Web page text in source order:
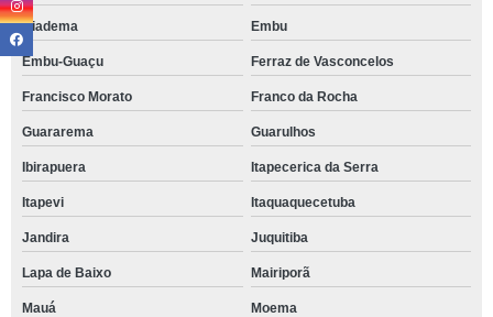
Diadema Embu
Embu-Guaçu Ferraz de Vasconcelos
Francisco Morato Franco da Rocha
Guararema Guarulhos
Ibirapuera Itapecerica da Serra
Itapevi Itaquaquecetuba
Jandira Juquitiba
Lapa de Baixo Mairiporã
Mauá Moema